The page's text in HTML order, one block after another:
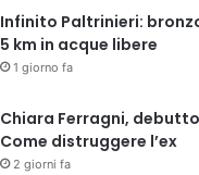
Infinito Paltrinieri:
5 km in acque libere
1 giorno fa
Chiara Ferragni,
Come distruggere l’ex
2 giorni fa